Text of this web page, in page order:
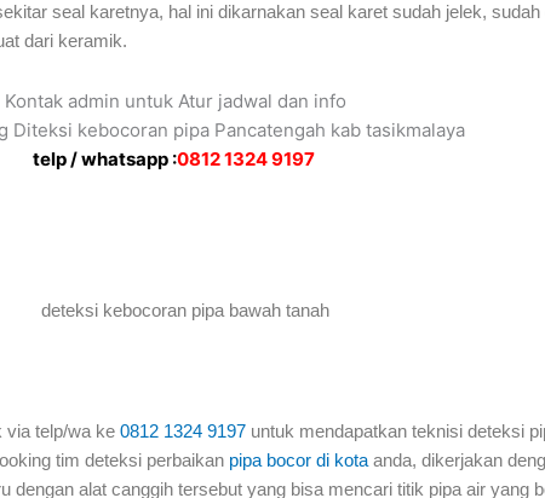
seal karetnya, hal ini dikarnakan seal karet sudah jelek,
dari keramik.
Kontak admin untuk Atur jadwal dan info
Diteksi kebocoran pipa Pancatengah kab tasikmalaya
telp / whatsapp :0812 1324 9197
via telp/wa ke 0812 1324 9197 untuk mendapatkan teknisi deteksi
tim deteksi perbaikan pipa bocor di kota anda, dikerjakan
alat canggih tersebut yang bisa mencari titik pipa air yang